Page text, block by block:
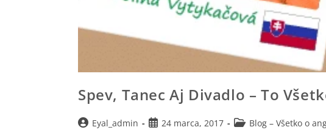
Spev, Tanec Aj Divadlo – To
Eyal_admin 24 marca, 2017 Blog – Všetko o